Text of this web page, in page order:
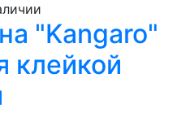
"Kangaro"
клейкой